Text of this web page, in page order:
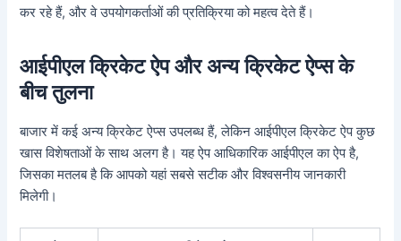
कर रहे हैं, और वे उपयोगकर्ताओं की प्रतिक्रिया को महत्व देते हैं।
आईपीएल क्रिकेट ऐप और अन्य क्रिकेट ऐप्स के
बीच तुलना
बाजार में कई अन्य क्रिकेट ऐप्स उपलब्ध हैं, लेकिन आईपीएल क्रिकेट ऐप कुछ
खास विशेषताओं के साथ अलग है। यह ऐप आधिकारिक आईपीएल का ऐप है,
जिसका मतलब है कि आपको यहां सबसे सटीक और विश्वसनीय जानकारी
मिलेगी।